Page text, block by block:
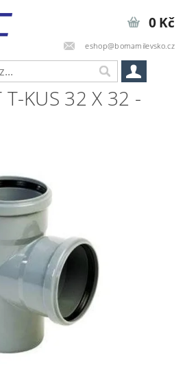
eshop@bomamilevsko.cz
0 Kč
KUS 32 X 32 -